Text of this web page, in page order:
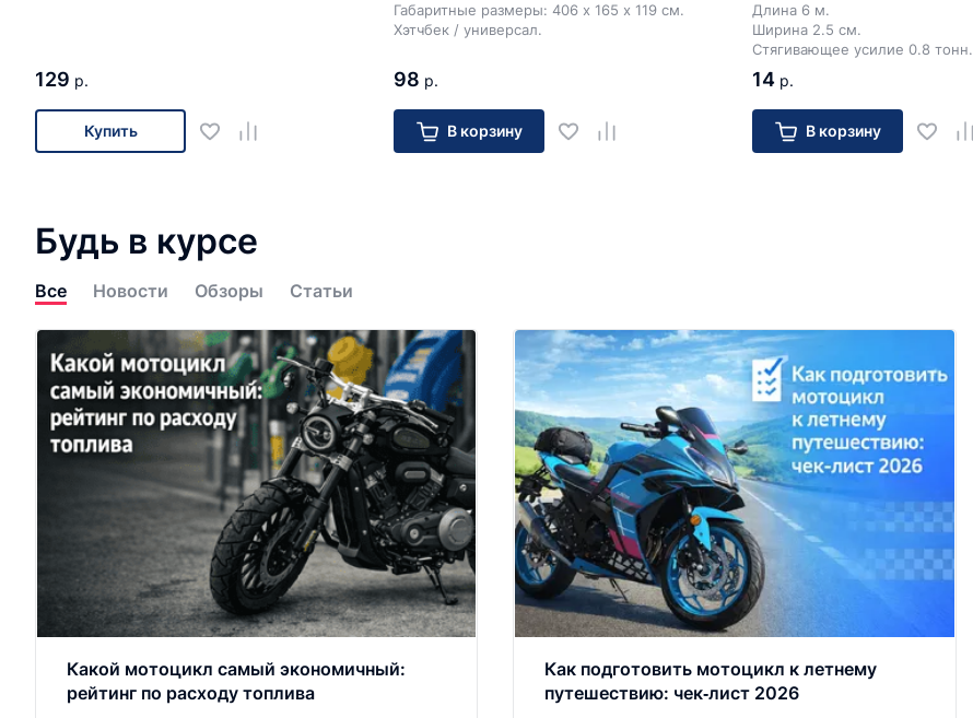
129 р.
Купить
Габаритные размеры: 406 х 165 х 119 см.
Хэтчбек / универсал.
98 р.
В корзину
Длина 6 м.
Ширина 2.5 см.
Стягивающее усилие 0.8 тонн.
14 р.
В корзину
Будь в курсе
Все Новости Обзоры Статьи
Какой мотоцикл самый экономичный:
рейтинг по расходу топлива
Как подготовить мотоцикл к летнему
путешествию: чек‑лист 2026